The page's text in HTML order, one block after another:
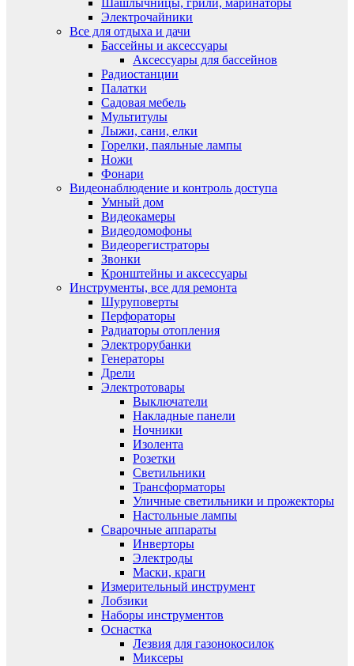
Шашлычницы, грили, маринаторы
Электрочайники
Все для отдыха и дачи
Бассейны и аксессуары
Аксессуары для бассейнов
Радиостанции
Палатки
Садовая мебель
Мультитулы
Лыжи, сани, елки
Горелки, паяльные лампы
Ножи
Фонари
Видеонаблюдение и контроль доступа
Умный дом
Видеокамеры
Видеодомофоны
Видеорегистраторы
Звонки
Кронштейны и аксессуары
Инструменты, все для ремонта
Шуруповерты
Перфораторы
Радиаторы отопления
Электрорубанки
Генераторы
Дрели
Электротовары
Выключатели
Накладные панели
Ночники
Изолента
Розетки
Светильники
Трансформаторы
Уличные светильники и прожекторы
Настольные лампы
Сварочные аппараты
Инверторы
Электроды
Маски, краги
Измерительный инструмент
Лобзики
Наборы инструментов
Оснастка
Лезвия для газонокосилок
Миксеры